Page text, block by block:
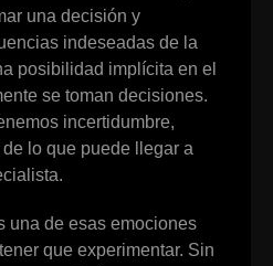
una decisión y
indeseadas de la
posibilidad implícita en el
se toman decisiones.
incertidumbre,
lo que puede llegar a
una de esas emociones
que experimentar. Sin